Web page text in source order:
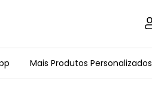
Mais Produtos Personalizados